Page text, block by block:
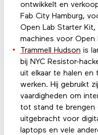
ontwikkelt en
Fab City Hamburg,
Open Lab Starter
machines voor Open
Trammell Hudson is
bij NYC Resistor-
uit elkaar te halen
werken. Hij gebruikt
vaardigheden om
tot stand te brengen
uitgebracht voor
laptops en vele